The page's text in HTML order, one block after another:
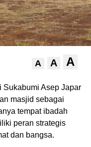
A A A
Sukabumi Asep Japar
masjid sebagai
tempat ibadah
peran strategis
dan bangsa.